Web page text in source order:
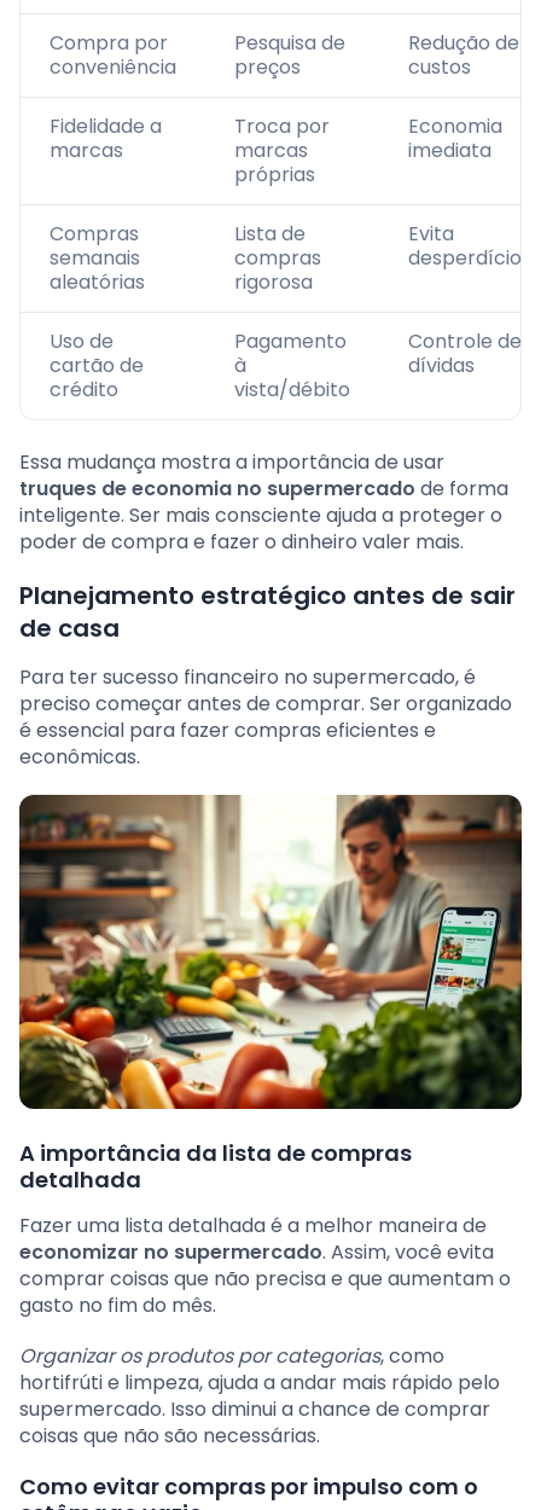
Compra por
conveniência
Pesquisa de
preços
Redução de
custos
Fidelidade a
marcas
Troca por
marcas
próprias
Economia
imediata
Compras
semanais
aleatórias
Lista de
compras
rigorosa
Evita
desperdícios
Uso de
cartão de
crédito
Pagamento
à
vista/débito
Controle de
dívidas
Essa mudança mostra a importância de usar
truques de economia no supermercado de forma
inteligente. Ser mais consciente ajuda a proteger o
poder de compra e fazer o dinheiro valer mais.
Planejamento estratégico antes de sair
de casa
Para ter sucesso financeiro no supermercado, é
preciso começar antes de comprar. Ser organizado
é essencial para fazer compras eficientes e
econômicas.
A importância da lista de compras
detalhada
Fazer uma lista detalhada é a melhor maneira de
economizar no supermercado. Assim, você evita
comprar coisas que não precisa e que aumentam o
gasto no fim do mês.
Organizar os produtos por categorias, como
hortifrúti e limpeza, ajuda a andar mais rápido pelo
supermercado. Isso diminui a chance de comprar
coisas que não são necessárias.
Como evitar compras por impulso com o